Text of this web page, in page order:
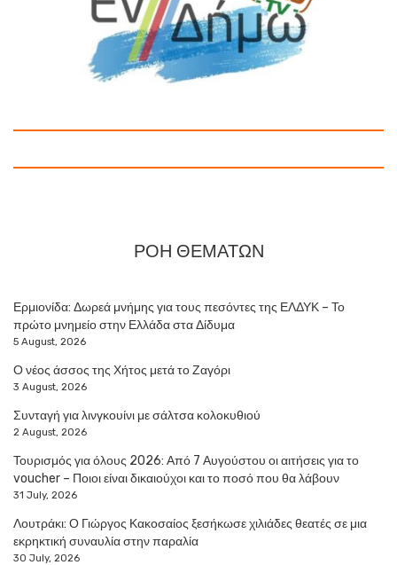
ΡΟΗ ΘΕΜΑΤΩΝ
Ερμιονίδα: Δωρεά μνήμης για τους πεσόντες της ΕΛΔΥΚ – Το
πρώτο μνημείο στην Ελλάδα στα Δίδυμα
5 August, 2026
Ο νέος άσσος της Χήτος μετά το Ζαγόρι
3 August, 2026
Συνταγή για λινγκουίνι με σάλτσα κολοκυθιού
2 August, 2026
Τουρισμός για όλους 2026: Από 7 Αυγούστου οι αιτήσεις για το
voucher – Ποιοι είναι δικαιούχοι και το ποσό που θα λάβουν
31 July, 2026
Λουτράκι: Ο Γιώργος Κακοσαίος ξεσήκωσε χιλιάδες θεατές σε μια
εκρηκτική συναυλία στην παραλία
30 July, 2026